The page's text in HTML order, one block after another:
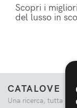
Scopri i
del lusso in
CATALOVE
Una ricerca, tutta la